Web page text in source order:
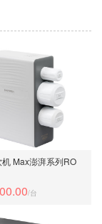
Max澎湃系列RO
/台